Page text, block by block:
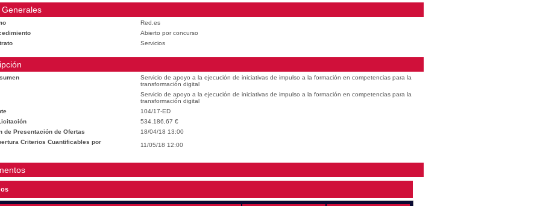
Generales
Red.es
Abierto por concurso
Servicios
Servicio de apoyo a la ejecución de iniciativas de impulso a la formación en competencias para la
transformación digital
Servicio de apoyo a la ejecución de iniciativas de impulso a la formación en competencias para la
transformación digital
104/17-ED
534.186,67 €
de Presentación de Ofertas
18/04/18 13:00
Criterios Cuantificables por
11/05/18 12:00